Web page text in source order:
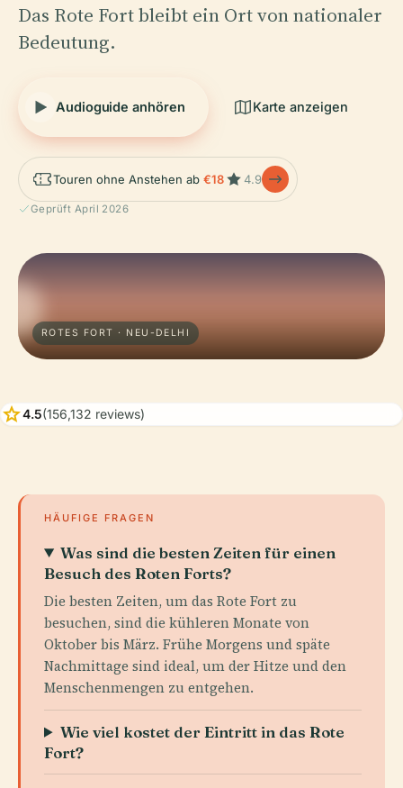
Das Rote Fort bleibt ein Ort von nationaler
Bedeutung.
Audioguide anhören Karte anzeigen
Touren ohne Anstehen ab €18 4.9
Geprüft April 2026
ROTES FORT · NEU-DELHI
star4.5(156,132 reviews)
HÄUFIGE FRAGEN
Was sind die besten Zeiten für einen
Besuch des Roten Forts?
Die besten Zeiten, um das Rote Fort zu
besuchen, sind die kühleren Monate von
Oktober bis März. Frühe Morgens und späte
Nachmittage sind ideal, um der Hitze und den
Menschenmengen zu entgehen.
Wie viel kostet der Eintritt in das Rote
Fort?